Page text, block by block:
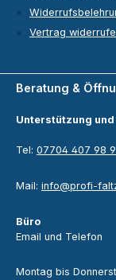
Beratung &
Unterstützung
Tel: 07704 407 98
Mail: info@profi-
Büro
Email und Telefon
Montag bis
Vertrag